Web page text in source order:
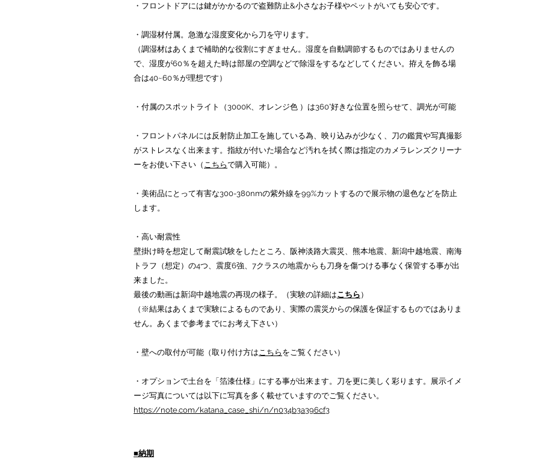
・フロントドアには鍵がかかるので盗難防止&小さなお子様やペットがいても安心です。
・調湿材付属。急激な湿度変化から刀を守ります。
（調湿材はあくまで補助的な役割にすぎません。湿度を自動調節するものではありませんの
で、湿度が60％を超えた時は部屋の空調などで除湿をするなどしてください。拵えを飾る場
合は40~60％が理想です）
・付属のスポットライト（3000K、オレンジ色 ）は360°好きな位置を照らせて、調光が可能
・フロントパネルには反射防止加工を施している為、映り込みが少なく、刀の鑑賞や写真撮影
がストレスなく出来ます。指紋が付いた場合など汚れを拭く際は指定のカメラレンズクリーナ
ーをお使い下さい（ こちらで購入可能）。
・美術品にとって有害な300-380nmの紫外線を99%カットするので展示物の退色などを防止
します。
・高い耐震性
壁掛け時を想定して耐震試験をしたところ、阪神淡路大震災、熊本地震、新潟中越地震、南海
トラフ（想定）の4つ、震度6強、7クラスの地震からも刀身を傷つける事なく保管する事が出
来ました。
最後の動画は新潟中越地震の再現の様子。（実験の詳細はこちら ）
（※結果はあくまで実験によるものであり、実際の震災からの保護を保証するものではありま
せん。あくまで参考までにお考え下さい）
・壁への取付が可能（取り付け方はこちら をご覧ください）
・オプションで土台を「箔漆仕様」にする事が出来ます。刀を更に美しく彩ります。展示イメ
ージ写真については以下に写真を多く載せていますのでご覧ください。
https://note.com/katana_case_shi/n/n034b3a396cf3
■納期